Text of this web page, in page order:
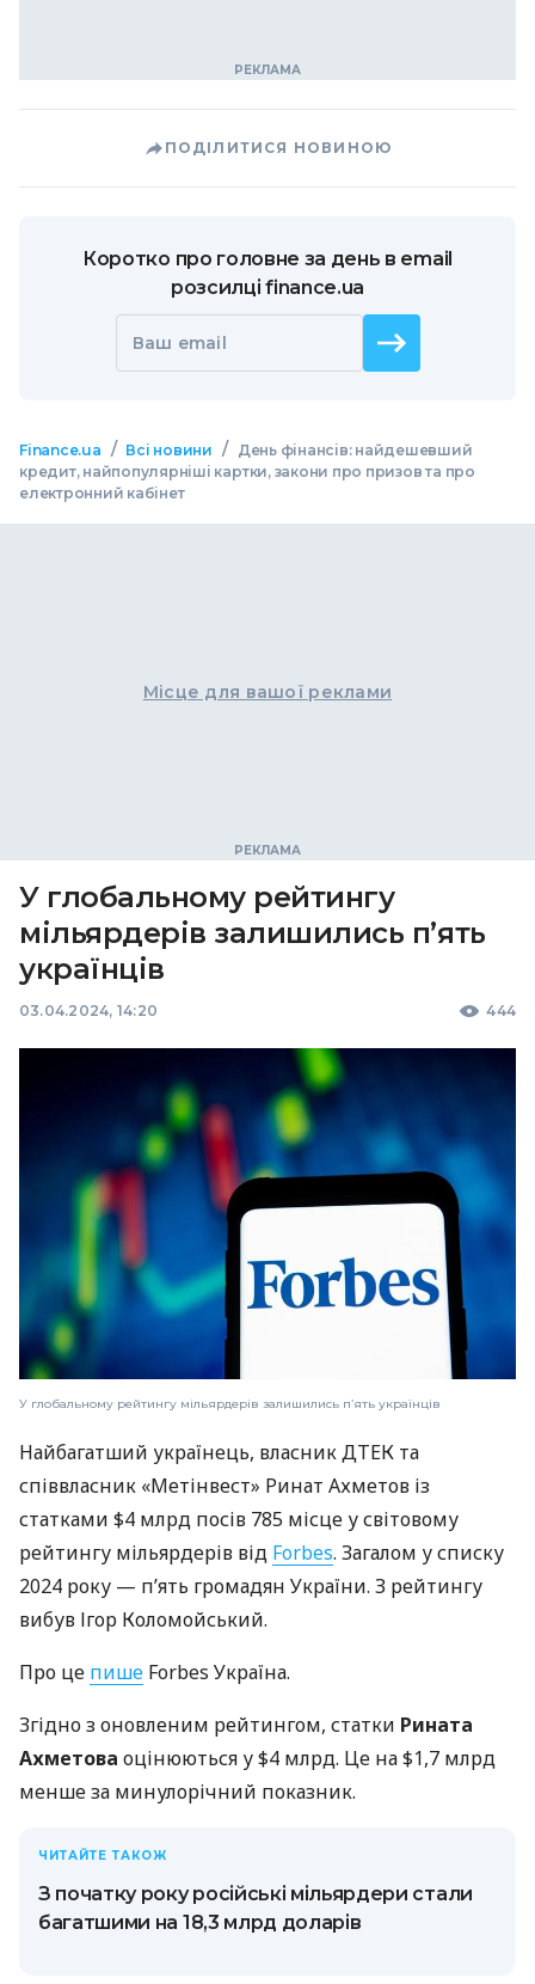
ПОДІЛИТИСЯ НОВИНОЮ
Коротко про головне за день в email
розсилці finance.ua
Ваш email
Finance.ua / Всі новини /
День фінансів: найдешевший
кредит, найпопулярніші картки, закони про призов та про
електронний кабінет
Місце для вашої реклами
У глобальному рейтингу
мільярдерів залишились пʼять
українців
03.04.2024, 14:20 444
У глобальному рейтингу мільярдерів залишились пʼять українців
Найбагатший українець, власник ДТЕК та
співвласник «Метінвест» Ринат Ахметов із
статками $4 млрд посів 785 місце у світовому
рейтингу мільярдерів від Forbes. Загалом у списку
2024 року — пʼять громадян України. З рейтингу
вибув Ігор Коломойський.
Про це пише Forbes Україна.
Згідно з оновленим рейтингом, статки Рината
Ахметова оцінюються у $4 млрд. Це на $1,7 млрд
менше за минулорічний показник.
ЧИТАЙТЕ ТАКОЖ
З початку року російські мільярдери стали
багатшими на 18,3 млрд доларів